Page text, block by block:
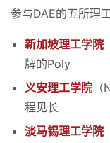
参与DAE的五所理
新加坡理工学院
牌的Poly
义安理工学院
程见长
淡马锡理工学院